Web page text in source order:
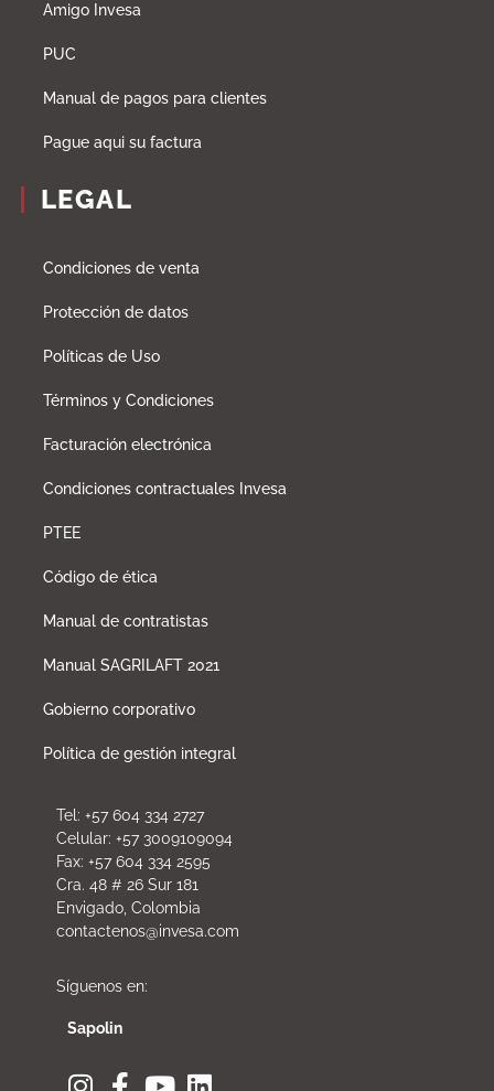
Amigo Invesa
PUC
Manual de pagos para clientes
Pague aqui su factura
LEGAL
Condiciones de venta
Protección de datos
Políticas de Uso
Términos y Condiciones
Facturación electrónica
Condiciones contractuales Invesa
PTEE
Código de ética
Manual de contratistas
Manual SAGRILAFT 2021
Gobierno corporativo
Política de gestión integral
Tel: +57 604 334 2727
Celular: +57 3009109094
Fax: +57 604 334 2595
Cra. 48 # 26 Sur 181
Envigado, Colombia
contactenos@invesa.com
Síguenos en:
Sapolin